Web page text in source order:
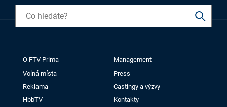
O FTV Prima
Management
Volná místa
Press
Reklama
Castingy a výzvy
HbbTV
Kontakty